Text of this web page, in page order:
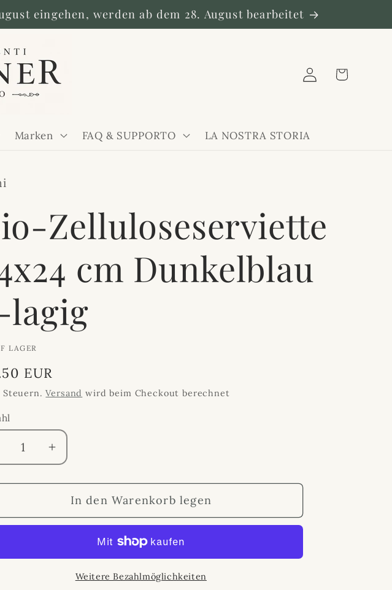
eingehen, werden ab dem 28. August bearbeitet
Marken FAQ & SUPPORTO LA NOSTRA STORIA
EinloggenWarenkorb
Zelluloseserviette
cm Dunkelblau
lagig
LAGER
EUR
Steuern.Versand wird beim Checkout berechnet
VerringereErhöhe
die
Menge
Bio-
Zelluloseserviette
Dunkelblau
In den Warenkorb legen
Weitere Bezahlmöglichkeiten